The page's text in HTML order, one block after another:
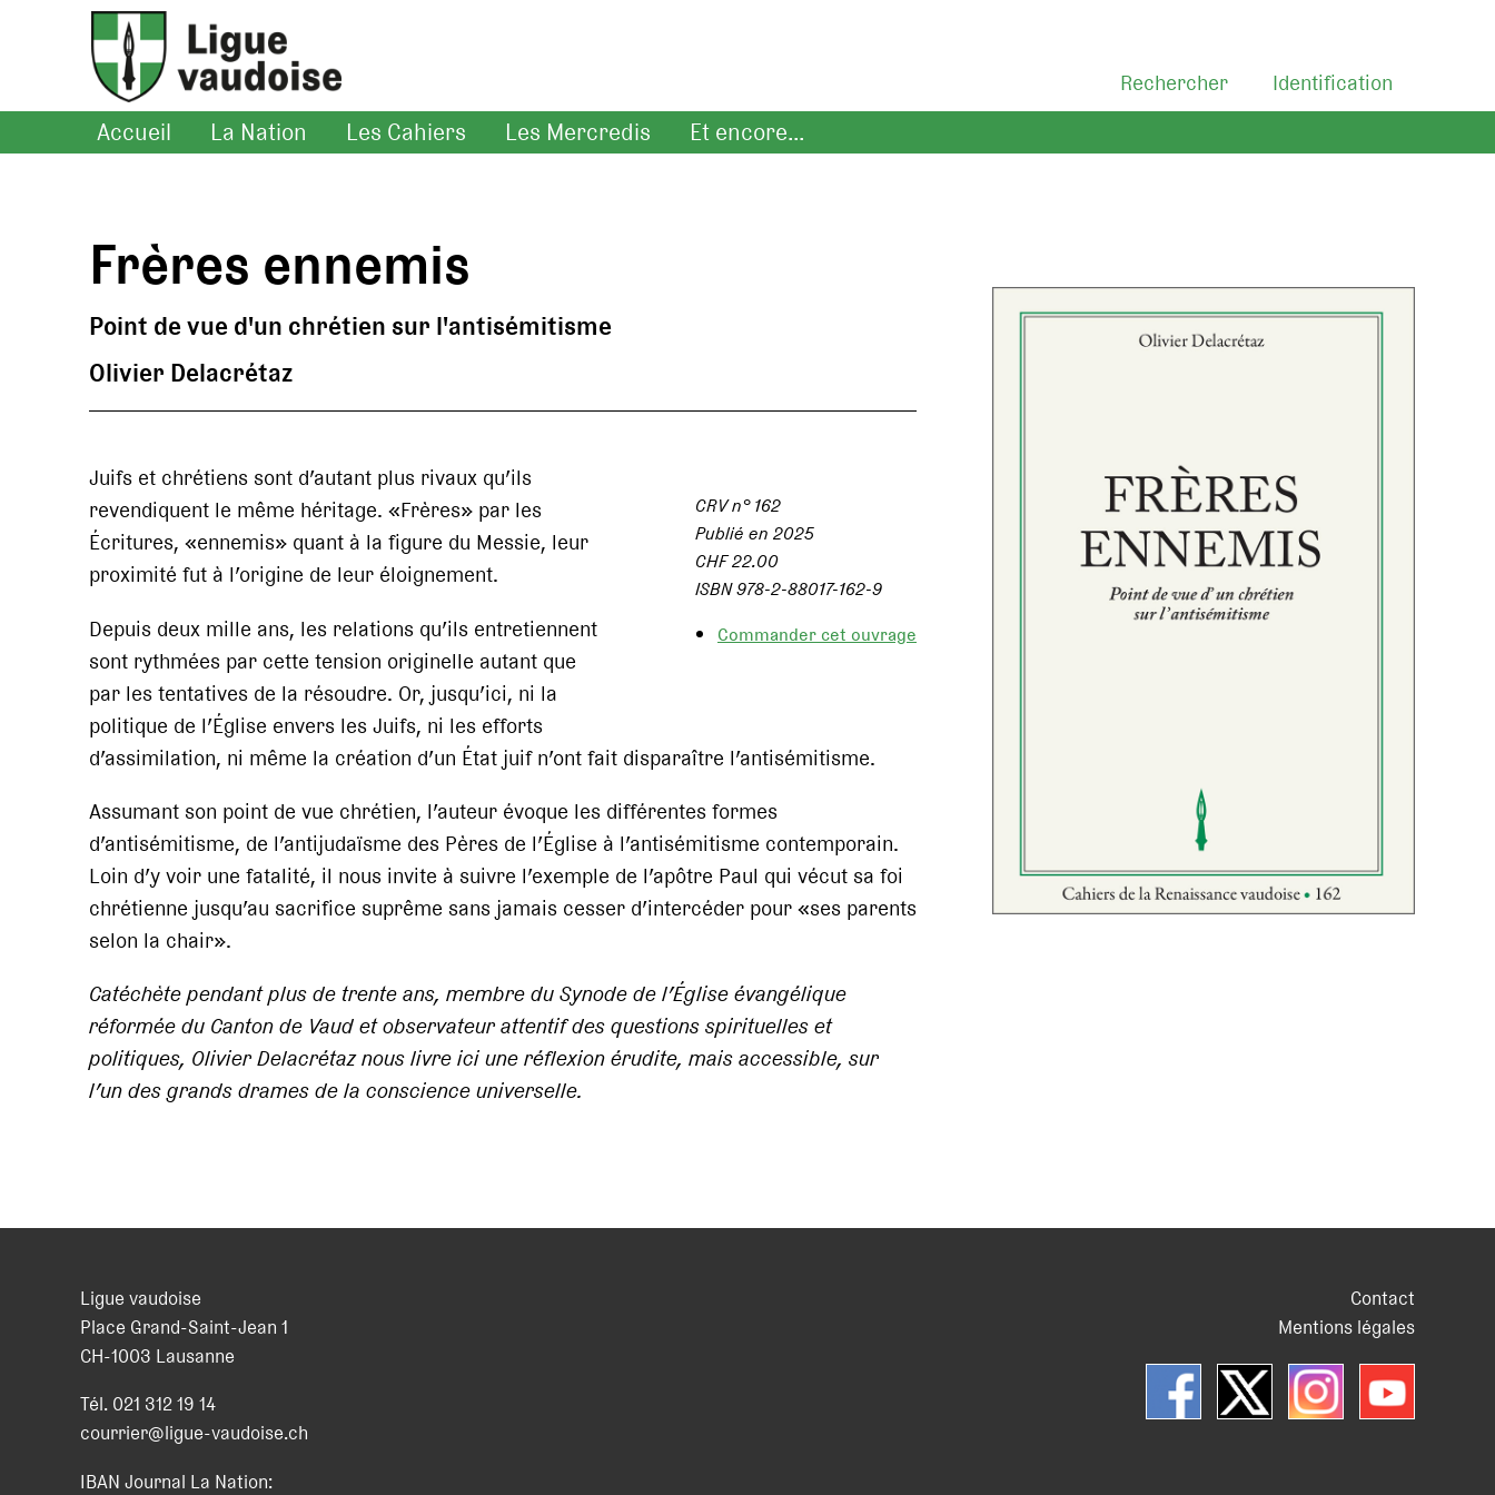
Identification
Rechercher
Accueil La Nation Les Cahiers Les Mercredis Et encore...
Frères ennemis
Point de vue d'un chrétien sur l'antisémitisme
Olivier Delacrétaz
CRV n° 162
Publié en 2025
CHF 22.00
ISBN 978-2-88017-162-9
Commander cet ouvrage
Juifs et chrétiens sont d’autant plus rivaux qu’ils
revendiquent le même héritage. «Frères» par les
Écritures, «ennemis» quant à la figure du Messie, leur
proximité fut à l’origine de leur éloignement.
Depuis deux mille ans, les relations qu’ils entretiennent
sont rythmées par cette tension originelle autant que
par les tentatives de la résoudre. Or, jusqu’ici, ni la
politique de l’Église envers les Juifs, ni les efforts
d’assimilation, ni même la création d’un État juif n’ont fait disparaître l’antisémitisme.
Assumant son point de vue chrétien, l’auteur évoque les différentes formes
d’antisémitisme, de l’antijudaïsme des Pères de l’Église à l’antisémitisme contemporain.
Loin d’y voir une fatalité, il nous invite à suivre l’exemple de l’apôtre Paul qui vécut sa foi
chrétienne jusqu’au sacrifice suprême sans jamais cesser d’intercéder pour «ses parents
selon la chair».
Catéchète pendant plus de trente ans, membre du Synode de l’Église évangélique
réformée du Canton de Vaud et observateur attentif des questions spirituelles et
politiques, Olivier Delacrétaz nous livre ici une réflexion érudite, mais accessible, sur
l’un des grands drames de la conscience universelle.
Contact
Mentions légales
Ligue vaudoise
Place Grand-Saint-Jean 1
CH-1003 Lausanne
Tél.021 312 19 14
courrier@ligue-vaudoise.ch
IBAN Journal La Nation: